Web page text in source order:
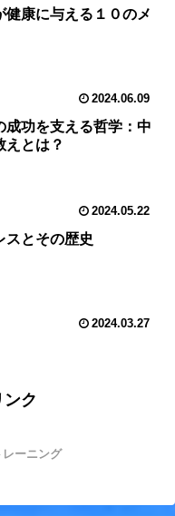
健康に与える１０のメ
2024.06.09
成功を支える哲学：中
えとは？
2024.05.22
スとその歴史
2024.03.27
ク
ーニング